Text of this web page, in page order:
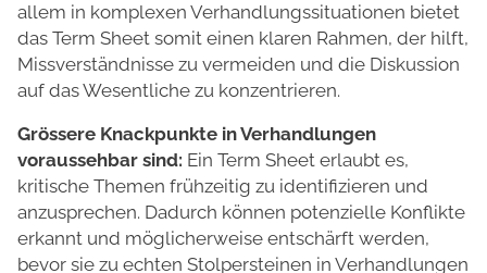
allem in komplexen Verhandlungssituationen bietet
das Term Sheet somit einen klaren Rahmen, der hilft,
Missverständnisse zu vermeiden und die Diskussion
auf das Wesentliche zu konzentrieren.
Grössere Knackpunkte in Verhandlungen
voraussehbar sind: Ein Term Sheet erlaubt es,
kritische Themen frühzeitig zu identifizieren und
anzusprechen. Dadurch können potenzielle Konflikte
erkannt und möglicherweise entschärft werden,
bevor sie zu echten Stolpersteinen in Verhandlungen